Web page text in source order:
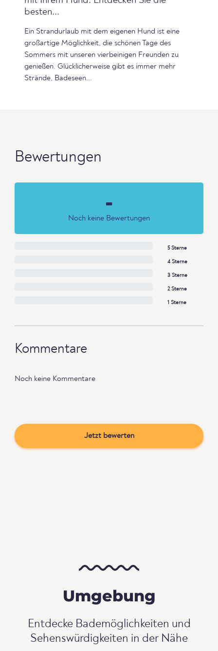
besten...
Ein Strandurlaub mit dem eigenen Hund ist eine
großartige Möglichkeit, die schönen Tage des
Sommers mit unseren vierbeinigen Freunden zu
genießen. Glücklicherweise gibt es immer mehr
Strände, Badeseen...
Bewertungen
-
Noch keine Bewertungen
5 Sterne
4 Sterne
3 Sterne
2 Sterne
1 Sterne
Kommentare
Noch keine Kommentare
Jetzt bewerten
Umgebung
Entdecke Bademöglichkeiten und
Sehenswürdigkeiten in der Nähe